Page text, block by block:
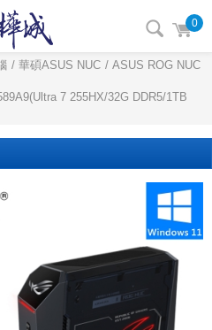
0
華碩ASUS NUC ASUS ROG NUC
7 255HX/32G DDR5/1TB